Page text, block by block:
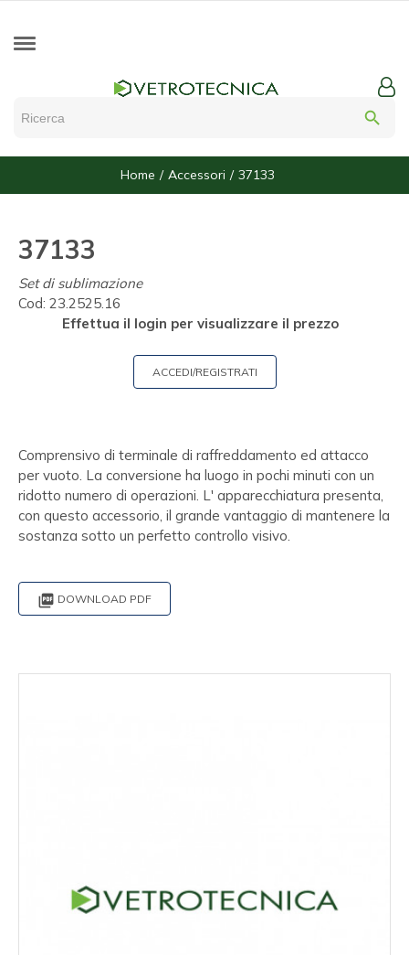
search
Home Accessori 37133
37133
Set di sublimazione
Cod: 23.2525.16
Effettua il login per visualizzare il prezzo
ACCEDI/REGISTRATI
Comprensivo di terminale di raffreddamento ed attacco
per vuoto. La conversione ha luogo in pochi minuti con un
ridotto numero di operazioni. L' apparecchiatura presenta,
con questo accessorio, il grande vantaggio di mantenere la
sostanza sotto un perfetto controllo visivo.
 DOWNLOAD PDF